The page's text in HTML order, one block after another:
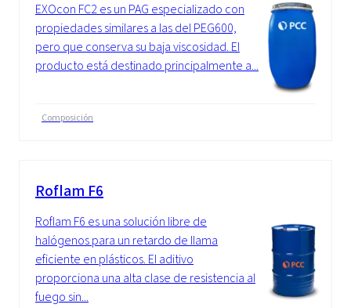
EXOcon FC2 es un PAG especializado con
propiedades similares a las del PEG600,
pero que conserva su baja viscosidad. El
producto está destinado principalmente a...
Composición
Roflam F6
Roflam F6 es una solución libre de
halógenos para un retardo de llama
eficiente en plásticos. El aditivo
proporciona una alta clase de resistencia al
fuego sin...